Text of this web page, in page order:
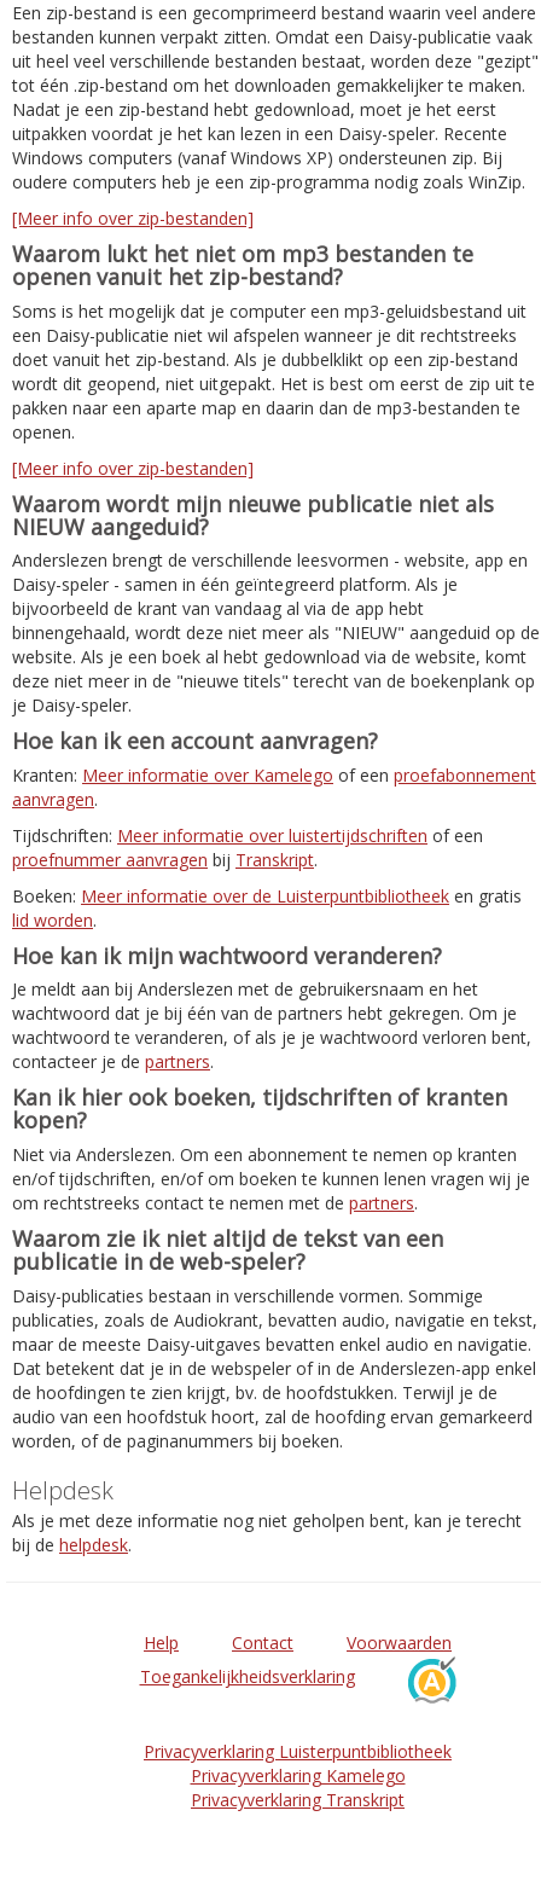
Een zip-bestand is een gecomprimeerd bestand waarin veel andere
bestanden kunnen verpakt zitten. Omdat een Daisy-publicatie vaak
uit heel veel verschillende bestanden bestaat, worden deze "gezipt"
tot één .zip-bestand om het downloaden gemakkelijker te maken.
Nadat je een zip-bestand hebt gedownload, moet je het eerst
uitpakken voordat je het kan lezen in een Daisy-speler. Recente
Windows computers (vanaf Windows XP) ondersteunen zip. Bij
oudere computers heb je een zip-programma nodig zoals WinZip.
[Meer info over zip-bestanden]
Waarom lukt het niet om mp3 bestanden te
openen vanuit het zip-bestand?
Soms is het mogelijk dat je computer een mp3-geluidsbestand uit
een Daisy-publicatie niet wil afspelen wanneer je dit rechtstreeks
doet vanuit het zip-bestand. Als je dubbelklikt op een zip-bestand
wordt dit geopend, niet uitgepakt. Het is best om eerst de zip uit te
pakken naar een aparte map en daarin dan de mp3-bestanden te
openen.
[Meer info over zip-bestanden]
Waarom wordt mijn nieuwe publicatie niet als
NIEUW aangeduid?
Anderslezen brengt de verschillende leesvormen - website, app en
Daisy-speler - samen in één geïntegreerd platform. Als je
bijvoorbeeld de krant van vandaag al via de app hebt
binnengehaald, wordt deze niet meer als "NIEUW" aangeduid op de
website. Als je een boek al hebt gedownload via de website, komt
deze niet meer in de "nieuwe titels" terecht van de boekenplank op
je Daisy-speler.
Hoe kan ik een account aanvragen?
Kranten: Meer informatie over Kamelego of een proefabonnement
aanvragen.
Tijdschriften: Meer informatie over luistertijdschriften of een
proefnummer aanvragen bij Transkript.
Boeken: Meer informatie over de Luisterpuntbibliotheek en gratis
lid worden.
Hoe kan ik mijn wachtwoord veranderen?
Je meldt aan bij Anderslezen met de gebruikersnaam en het
wachtwoord dat je bij één van de partners hebt gekregen. Om je
wachtwoord te veranderen, of als je je wachtwoord verloren bent,
contacteer je de partners.
Kan ik hier ook boeken, tijdschriften of kranten
kopen?
Niet via Anderslezen. Om een abonnement te nemen op kranten
en/of tijdschriften, en/of om boeken te kunnen lenen vragen wij je
om rechtstreeks contact te nemen met de partners.
Waarom zie ik niet altijd de tekst van een
publicatie in de web-speler?
Daisy-publicaties bestaan in verschillende vormen. Sommige
publicaties, zoals de Audiokrant, bevatten audio, navigatie en tekst,
maar de meeste Daisy-uitgaves bevatten enkel audio en navigatie.
Dat betekent dat je in de webspeler of in de Anderslezen-app enkel
de hoofdingen te zien krijgt, bv. de hoofdstukken. Terwijl je de
audio van een hoofdstuk hoort, zal de hoofding ervan gemarkeerd
worden, of de paginanummers bij boeken.
Helpdesk
Als je met deze informatie nog niet geholpen bent, kan je terecht
bij de helpdesk.
Help Contact
Voorwaarden
Toegankelijkheidsverklaring
Privacyverklaring Luisterpuntbibliotheek
Privacyverklaring Kamelego
Privacyverklaring Transkript